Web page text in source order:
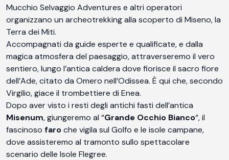
Mucchio Selvaggio Adventures e altri operatori
organizzano un archeotrekking alla scoperto di Miseno, la
Terra dei Miti.
Accompagnati da guide esperte e qualificate, e dalla
magica atmosfera del paesaggio, attraverseremo il vero
sentiero, lungo l’antica caldera dove fiorisce il sacro fiore
dell’Ade, citato da Omero nell’Odissea. È qui che, secondo
Virgilio, giace il trombettiere di Enea.
Dopo aver visto i resti degli antichi fasti dell’antica
Misenum, giungeremo al “Grande Occhio Bianco“, il
fascinoso faroche vigila sul Golfo e le isole campane,
dove assisteremo al tramonto sullo spettacolare
scenario delle Isole Flegree.